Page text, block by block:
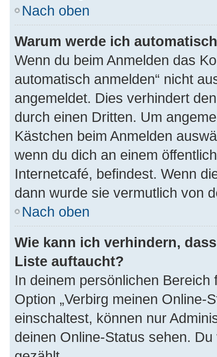
Nach oben
Warum werde ich
Wenn du beim Anmelden das
automatisch anmelden“ nicht
angemeldet. Dies verhindert
durch einen Dritten. Um
Kästchen beim Anmelden
wenn du dich an einem
Internetcafé, befindest. Wenn
dann wurde sie vermutlich von
Nach oben
Wie kann ich verhindern,
Liste auftaucht?
In deinem persönlichen
Option „Verbirg meinen Online-
einschaltest, können nur
deinen Online-Status sehen.